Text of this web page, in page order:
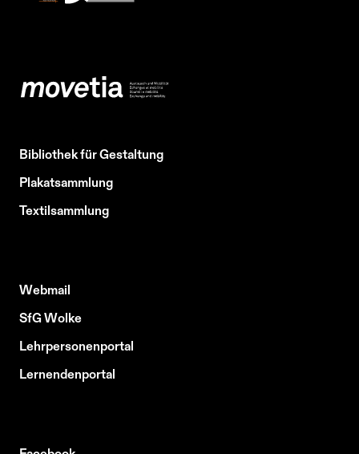
Bibliothek für Gestaltung
Plakatsammlung
Textilsammlung
Webmail
SfG Wolke
Lehrpersonenportal
Lernendenportal